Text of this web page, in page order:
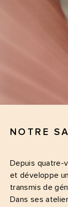
NOTRE
Depuis quatre-
et développe
transmis de
Dans ses